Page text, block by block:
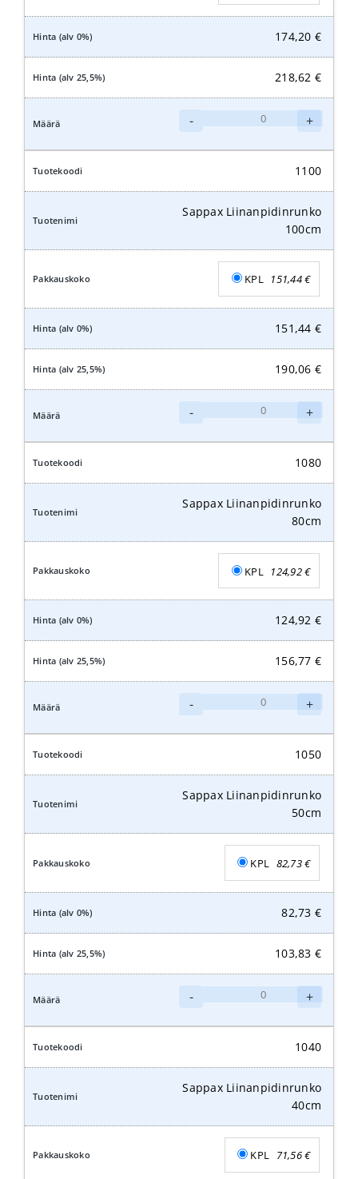
174,20 €
218,62 €
-
120cm
+
1100
Sappax Liinanpidinrunko
100cm
KPL 151,44€
151,44 €
190,06 €
-
100cm
+
1080
Sappax Liinanpidinrunko
80cm
KPL 124,92€
124,92 €
156,77 €
-
80cm
+
1050
Sappax Liinanpidinrunko
50cm
KPL 82,73€
82,73 €
103,83 €
-
50cm
+
1040
Sappax Liinanpidinrunko
40cm
KPL 71,56€